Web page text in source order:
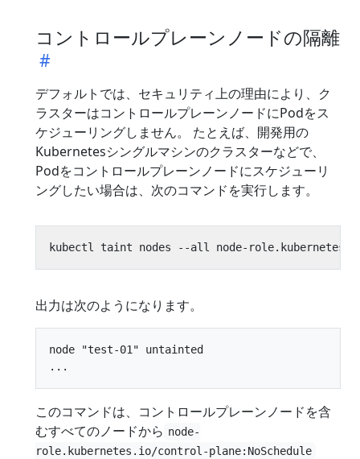
コントロールプレーンノードの隔離
デフォルトでは、セキュリティ上の理由により、ク
ラスターはコントロールプレーンノードにPodをス
ケジューリングしません。 たとえば、開発用の
Kubernetesシングルマシンのクラスターなどで、
Podをコントロールプレーンノードにスケジューリ
ングしたい場合は、次のコマンドを実行します。
出力は次のようになります。
node "test-01" untainted
このコマンドは、コントロールプレーンノードを含
むすべてのノードから node-
role.kubernetes.io/control-plane:NoSchedule